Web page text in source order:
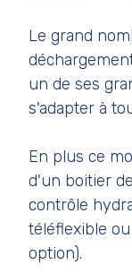
Le grand
un de ses
s'adapter à
En plus ce
d'un boitier
contrôle
téléflexible
option).